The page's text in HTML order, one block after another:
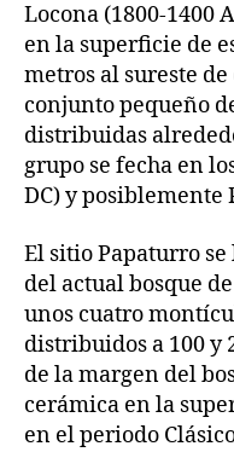
Locona (1800-1400
en la superficie de
metros al sureste
conjunto pequeño
distribuidas
grupo se fecha en
DC) y posiblemente
El sitio Papaturro
del actual bosque
unos cuatro
distribuidos a 100 y
de la margen del
cerámica en la
en el periodo